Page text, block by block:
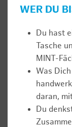
WER DU
Du hast
Tasche
MINT-
Was
daran,
Du